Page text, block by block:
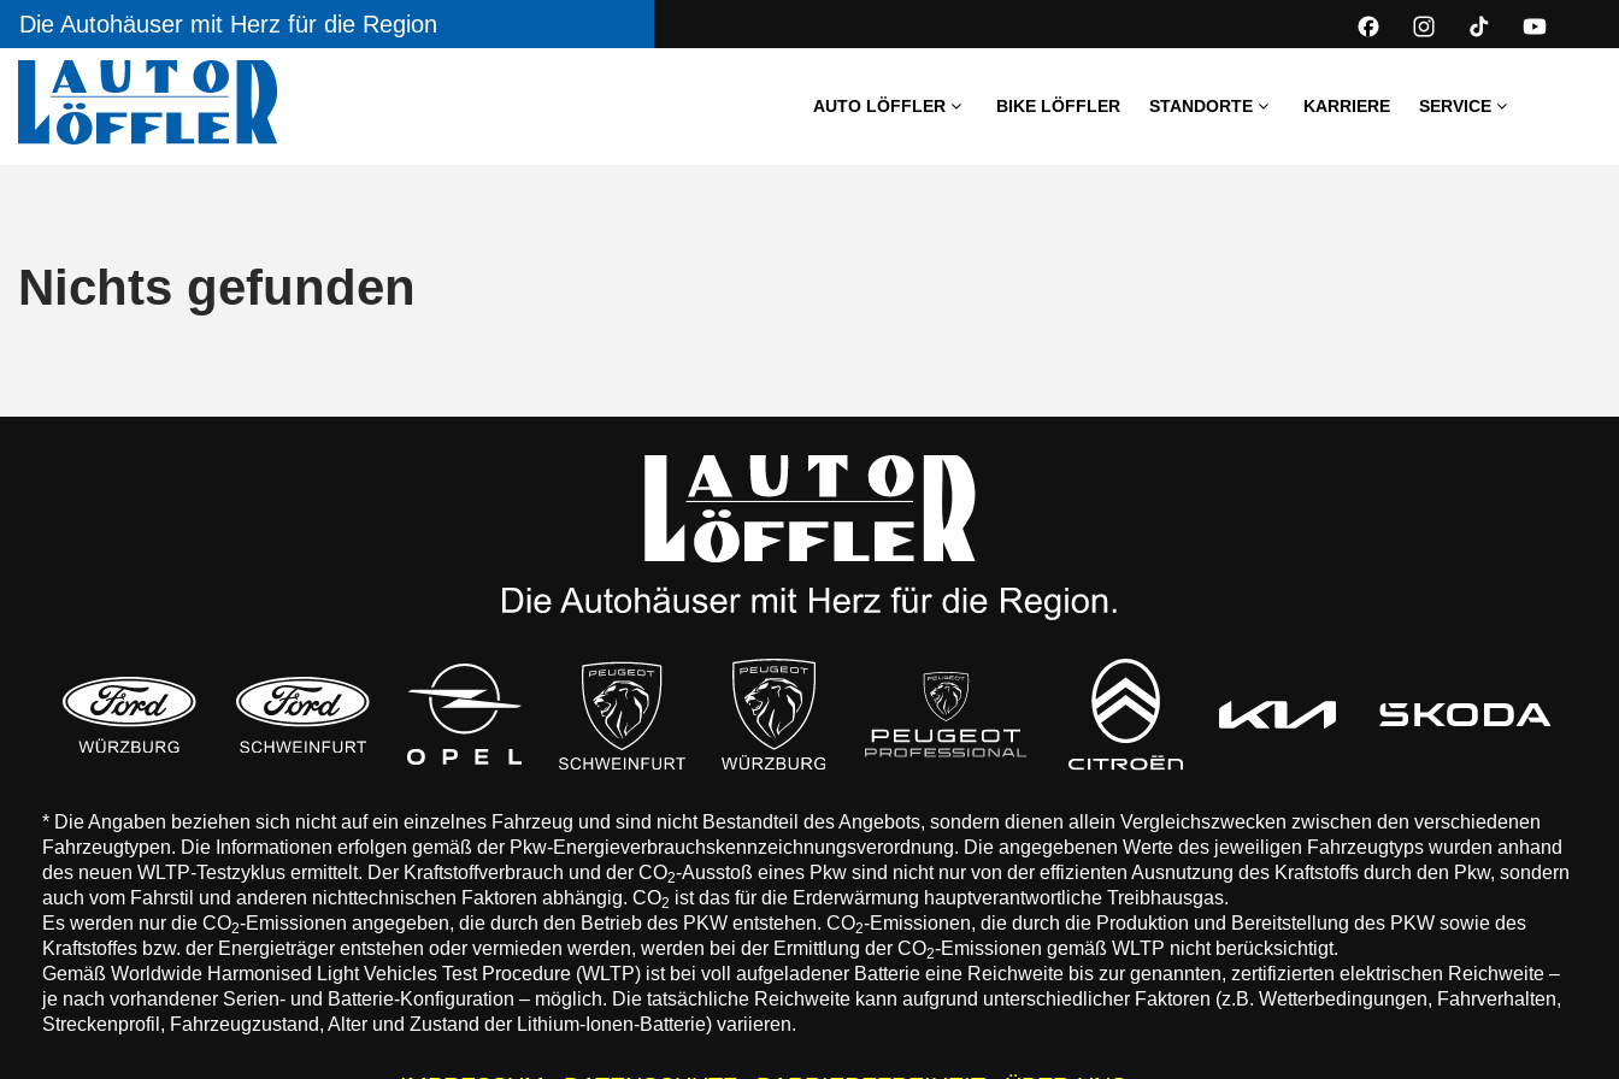
Die Autohäuser mit Herz für die Region
AUTO LÖFFLER BIKE LÖFFLER STANDORTE KARRIERE SERVICE
Nichts gefunden
* Die Angaben beziehen sich nicht auf ein einzelnes Fahrzeug und sind nicht Bestandteil des Angebots, sondern dienen allein Vergleichszwecken zwischen den verschiedenen
Fahrzeugtypen. Die Informationen erfolgen gemäß der Pkw-Energieverbrauchskennzeichnungsverordnung. Die angegebenen Werte des jeweiligen Fahrzeugtyps wurden anhand
des neuen WLTP-Testzyklus ermittelt. Der Kraftstoffverbrauch und der CO2-Ausstoß eines Pkw sind nicht nur von der effizienten Ausnutzung des Kraftstoffs durch den Pkw, sondern
auch vom Fahrstil und anderen nichttechnischen Faktoren abhängig. CO2 ist das für die Erderwärmung hauptverantwortliche Treibhausgas.
Es werden nur die CO2-Emissionen angegeben, die durch den Betrieb des PKW entstehen. CO2-Emissionen, die durch die Produktion und Bereitstellung des PKW sowie des
Kraftstoffes bzw. der Energieträger entstehen oder vermieden werden, werden bei der Ermittlung der CO2-Emissionen gemäß WLTP nicht berücksichtigt.
Gemäß Worldwide Harmonised Light Vehicles Test Procedure (WLTP) ist bei voll aufgeladener Batterie eine Reichweite bis zur genannten, zertifizierten elektrischen Reichweite –
je nach vorhandener Serien- und Batterie-Konfiguration – möglich. Die tatsächliche Reichweite kann aufgrund unterschiedlicher Faktoren (z.B. Wetterbedingungen, Fahrverhalten,
Streckenprofil, Fahrzeugzustand, Alter und Zustand der Lithium-Ionen-Batterie) variieren.